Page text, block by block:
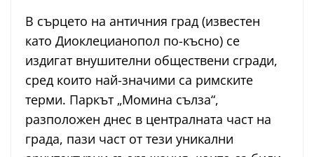
В сърцето на античния град (известен
като Диоклецианопол по-късно) се
издигат внушителни обществени сгради,
сред които най-значими са римските
терми. Паркът „Момина сълза“,
разположен днес в централната част на
града, пази част от тези уникални